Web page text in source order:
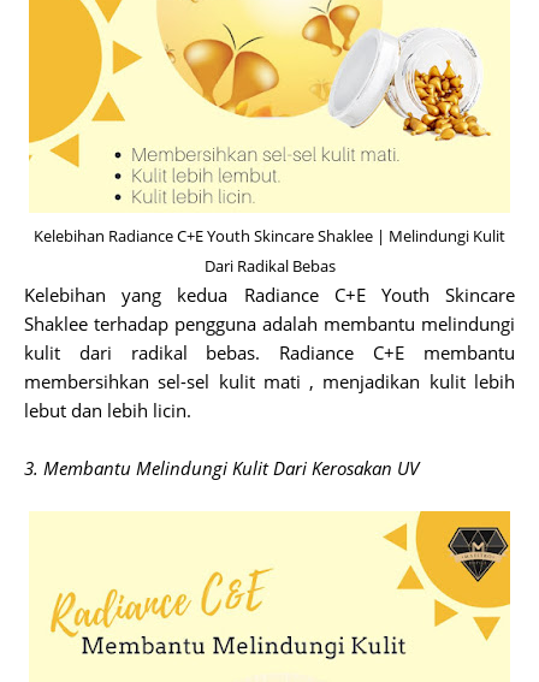
Kelebihan Radiance C+E Youth Skincare Shaklee | Melindungi Kulit
Dari Radikal Bebas
Kelebihan yang kedua Radiance C+E Youth Skincare
Shaklee terhadap pengguna adalah membantu melindungi
kulit dari radikal bebas. Radiance C+E membantu
membersihkan sel-sel kulit mati , menjadikan kulit lebih
lebut dan lebih licin.
3. Membantu Melindungi Kulit Dari Kerosakan UV